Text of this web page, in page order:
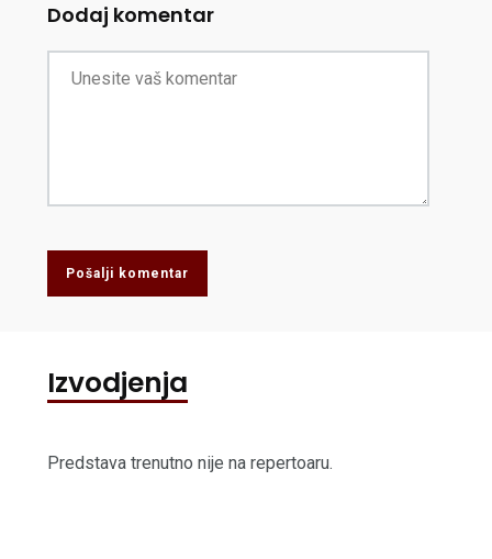
Dodaj komentar
Pošalji komentar
Izvodjenja
Predstava trenutno nije na repertoaru.